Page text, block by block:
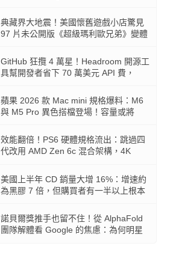
典藏界大地震！美國懷舊遊戲小店驚見
97 片未公開版《超級瑪利歐兄弟》變體
GitHub 狂攬 4 萬星！Headroom 開源工
具幫開發者省下 70 萬美元 API 費，
蘋果 2026 款 Mac mini 規格爆料：M6
與 M5 Pro 異色搭檔登場！容量或將
效能翻倍！PS6 硬體規格流出：跳過四
代改用 AMD Zen 6c 混合架構，4K
美國上半年 CD 銷量大增 16%：增速約
為黑膠 7 倍，但購買者有一半以上根本
諾貝爾獎推手也留不住！從 AlphaFold
團隊解體看 Google 的焦慮：為何明星